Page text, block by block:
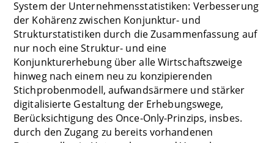
System der Unternehmensstatistiken: Verbesserung
der Kohärenz zwischen Konjunktur- und
Strukturstatistiken durch die Zusammenfassung auf
nur noch eine Struktur- und eine
Konjunkturerhebung über alle Wirtschaftszweige
hinweg nach einem neu zu konzipierenden
Stichprobenmodell, aufwandsärmere und stärker
digitalisierte Gestaltung der Erhebungswege,
Berücksichtigung des Once-Only-Prinzips, insbes.
durch den Zugang zu bereits vorhandenen